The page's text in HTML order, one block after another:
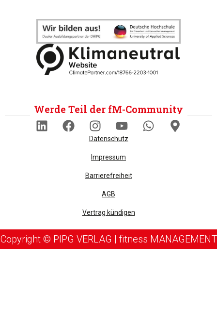
Werde Teil der fM-Community
Datenschutz
Impressum
Barrierefreiheit
AGB
Vertrag kündigen
Copyright © PIPG VERLAG | fitness MANAGEMENT